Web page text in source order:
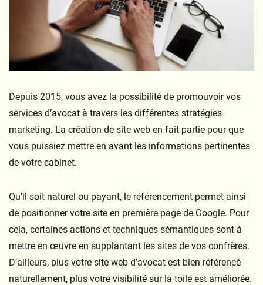
Depuis 2015, vous avez la possibilité de promouvoir vos
services d’avocat à travers les différentes stratégies
marketing. La création de site web en fait partie pour que
vous puissiez mettre en avant les informations pertinentes
de votre cabinet.
Qu’il soit naturel ou payant, le référencement permet ainsi
de positionner votre site en première page de Google. Pour
cela, certaines actions et techniques sémantiques sont à
mettre en œuvre en supplantant les sites de vos confrères.
D’ailleurs, plus votre site web d’avocat est bien référencé
naturellement, plus votre visibilité sur la toile est améliorée.